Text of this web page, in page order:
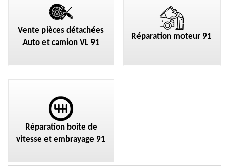
Vente pièces détachées
Auto et camion VL 91
Réparation moteur 91
Réparation boite de
vitesse et embrayage 91